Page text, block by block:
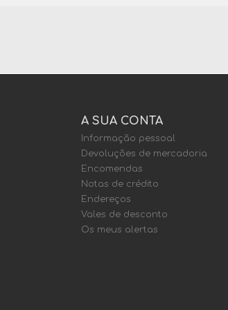
A SUA CONTA
Informação pessoal
Devoluções de mercadoria
Encomendas
Notas de crédito
Endereços
Vales de desconto
Os meus alertas